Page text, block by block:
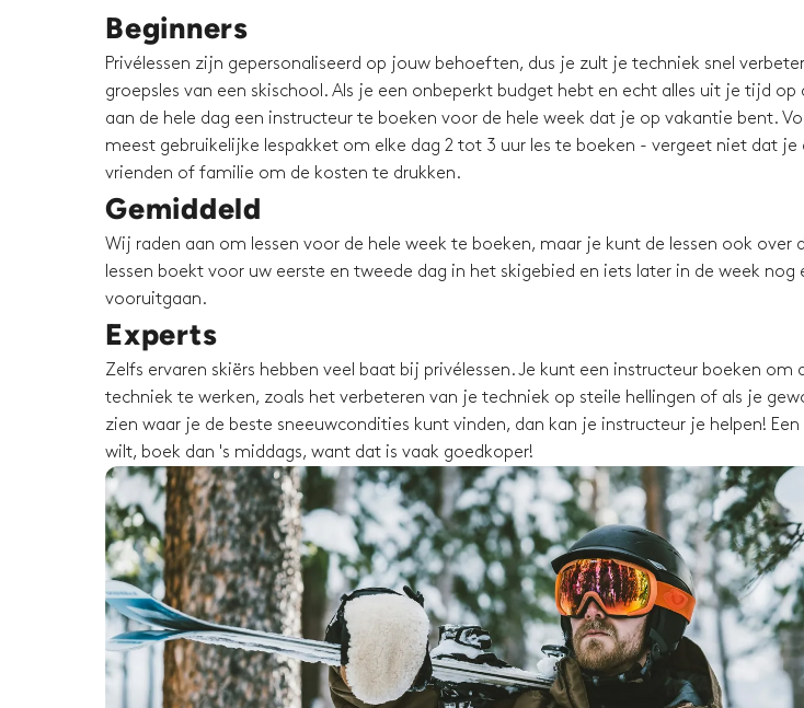
Beginners
Privélessen zijn gepersonaliseerd op jouw behoeften, dus je zult je techniek snel
groepsles van een skischool. Als je een onbeperkt budget hebt en echt alles uit je tijd op
aan de hele dag een instructeur te boeken voor de hele week dat je op vakantie bent.
meest gebruikelijke lespakket om elke dag 2 tot 3 uur les te boeken - vergeet niet dat je
vrienden of familie om de kosten te drukken.
Gemiddeld
Wij raden aan om lessen voor de hele week te boeken, maar je kunt de lessen ook over
lessen boekt voor uw eerste en tweede dag in het skigebied en iets later in de week
vooruitgaan.
Experts
Zelfs ervaren skiërs hebben veel baat bij privélessen. Je kunt een instructeur boeken om
techniek te werken, zoals het verbeteren van je techniek op steile hellingen of als je
zien waar je de beste sneeuwcondities kunt vinden, dan kan je instructeur je helpen!
wilt, boek dan 's middags, want dat is vaak goedkoper!